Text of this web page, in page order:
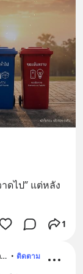
ดไป” แต่หลัง
1
ONE MORE LINK วันมอร์ลิงค์บริการกำจัดกากอุตสาหกรรม • ติดตาม